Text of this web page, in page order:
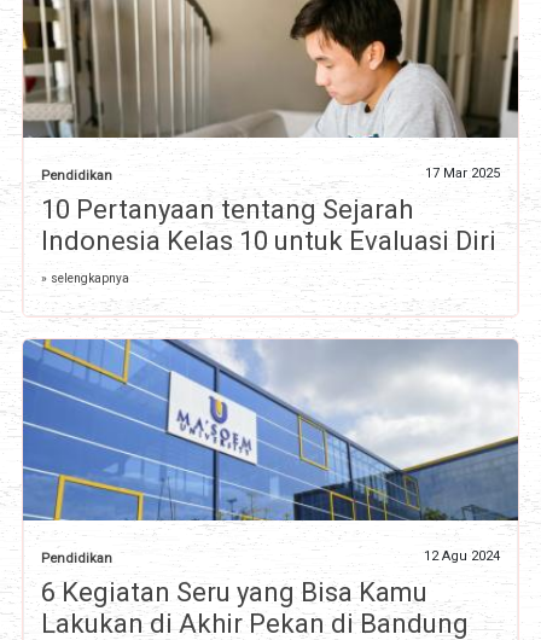
Pendidikan 17 Mar 2025
10 Pertanyaan tentang Sejarah
Indonesia Kelas 10 untuk Evaluasi Diri
» selengkapnya
Pendidikan 12 Agu 2024
6 Kegiatan Seru yang Bisa Kamu
Lakukan di Akhir Pekan di Bandung